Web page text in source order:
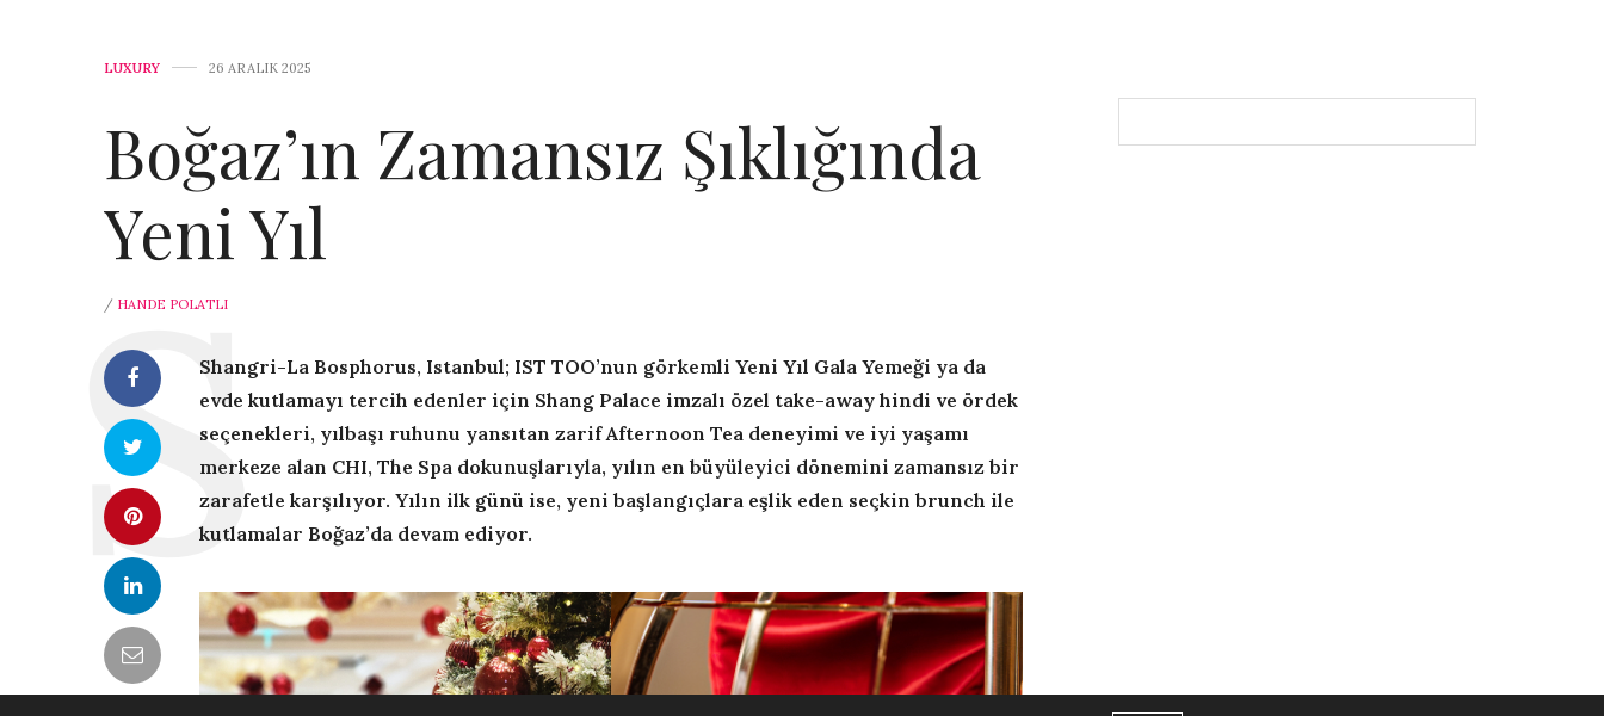
LUXURY 26 ARALIK 2025
Boğaz’ın Zamansız Şıklığında
Yeni Yıl
/ HANDE POLATLI
Shangri-La Bosphorus, Istanbul; IST TOO’nun görkemli Yeni Yıl Gala Yemeği ya da
evde kutlamayı tercih edenler için Shang Palace imzalı özel take-away hindi ve ördek
seçenekleri, yılbaşı ruhunu yansıtan zarif Afternoon Tea deneyimi ve iyi yaşamı
merkeze alan CHI, The Spa dokunuşlarıyla, yılın en büyüleyici dönemini zamansız bir
zarafetle karşılıyor. Yılın ilk günü ise, yeni başlangıçlara eşlik eden seçkin brunch ile
kutlamalar Boğaz’da devam ediyor.